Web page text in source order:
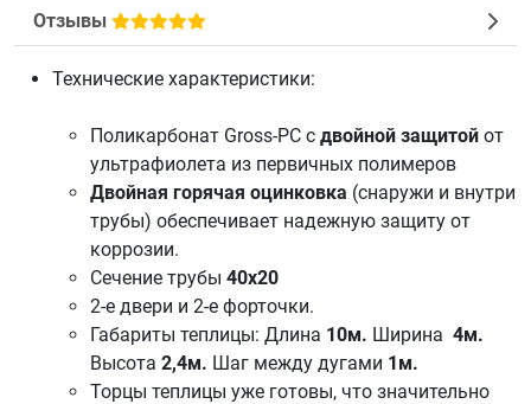
Отзывы
Технические характеристики:
Поликарбонат Gross-PC с двойной защитой от
ультрафиолета из первичных полимеров
Двойная горячая оцинковка (снаружи и внутри
трубы) обеспечивает надежную защиту от
коррозии.
Сечение трубы 40х20
2-е двери и 2-е форточки.
Габариты теплицы: Длина 10м. Ширина 4м.
Высота 2,4м. Шаг между дугами 1м.
Торцы теплицы уже готовы, что значительно